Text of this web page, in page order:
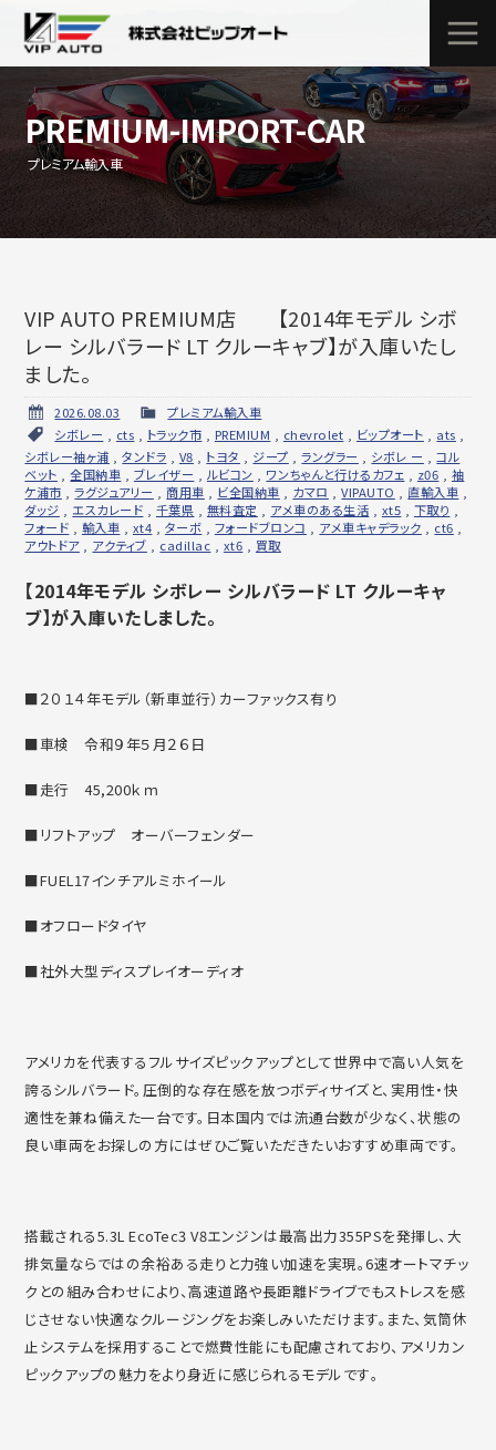
PREMIUM-IMPORT-CAR
プレミアム輸入車
VIP AUTO PREMIUM店 【2014年モデル シボ
レー シルバラード LT クルーキャブ】が入庫いたし
ました。
2026.08.03
プレミアム輸入車
シボレー
cts トラック市 PREMIUM chevrolet ビップオート ats
シボレー袖ヶ浦 ,タンドラ V8 トヨタ ジープ ,ラングラー シボレ ー ,コル
ベット ,全国納車 ブレイザー ルビコン ワンちゃんと行けるカフェ z06
袖
ケ浦市 ,ラグジュアリー ,商用車 ビ全国納車 カマロ ,VIPAUTO 直輸入車
ダッジ
エスカレード 千葉県 無料査定 アメ車のある生活 xt5 下取り
フォード
輸入車 xt4 ターボ フォードブロンコ アメ車キャデラック ct6
アウトドア, アクティブ cadillac xt6 買取
【2014年モデル シボレー シルバラード LT クルーキャ
ブ】が入庫いたしました。
■２０１４年モデル（新車並行）カーファックス有り
■車検 令和９年５月２６日
■走行 45,200ｋｍ
■リフトアップ オーバーフェンダー
■FUEL17インチアルミホイール
■オフロードタイヤ
■社外大型ディスプレイオーディオ
アメリカを代表するフルサイズピックアップとして世界中で高い人気を
誇るシルバラード。圧倒的な存在感を放つボディサイズと、 実用性・快
適性を兼ね備えた一台です。 日本国内では流通台数が少なく、状態の
良い車両をお探しの方にはぜひご覧いただきたいおすすめ車両です。
搭載される5.3L EcoTec3 V8エンジンは最高出力355PSを発揮し、 大
排気量ならではの余裕ある走りと力強い加速を実現。6速オートマチッ
クとの組み合わせにより、高速道路や長距離ドライブでもストレスを感
じさせない快適なクルージングをお楽しみいただけます。また、 気筒休
止システムを採用することで燃費性能にも配慮されており、 アメリカン
ピックアップの魅力をより身近に感じられるモデルです。